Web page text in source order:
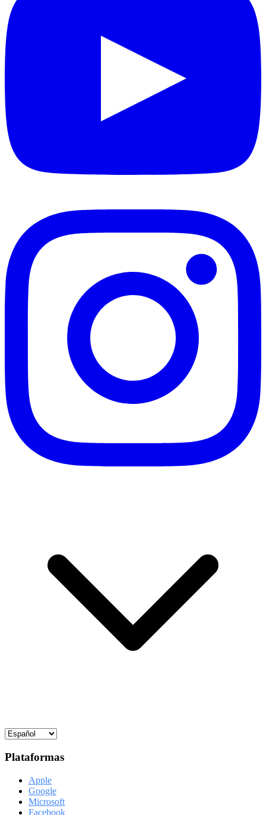
Plataformas
Apple
Google
Microsoft
Facebook